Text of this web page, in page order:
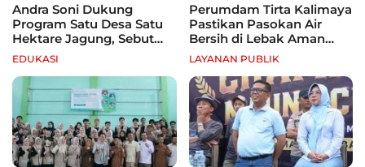
Andra Soni Dukung
Program Satu Desa Satu
Hektare Jagung, Sebut
Banten Punya Peluang
Jadi Sentra Produksi
EDUKASI
Perumdam Tirta Kalimaya
Pastikan Pasokan Air
Bersih di Lebak Aman
Selama Kemarau
LAYANAN PUBLIK